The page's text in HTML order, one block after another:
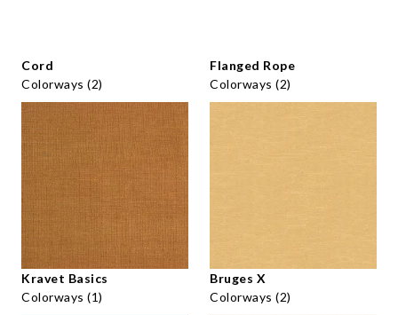
Cord
Colorways (2)
Flanged Rope
Colorways (2)
Kravet Basics
Colorways (1)
Bruges X
Colorways (2)